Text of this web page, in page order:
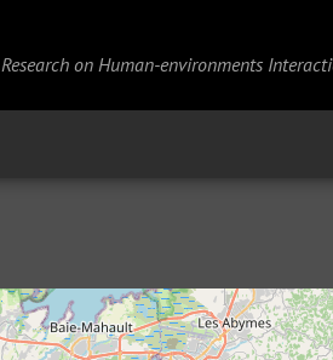
on Human-environments